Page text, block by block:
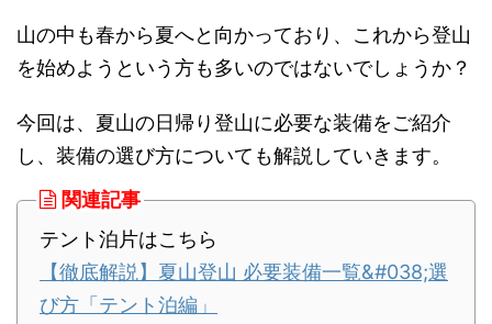
山の中も春から夏へと向かっており、これから登山
を始めようという方も多いのではないでしょうか？
今回は、夏山の日帰り登山に必要な装備をご紹介
し、装備の選び方についても解説していきます。
関連記事
テント泊片はこちら
【徹底解説】夏山登山 必要装備一覧&#038;選
び方「テント泊編」